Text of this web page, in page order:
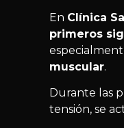
En Clínica
primeros
muscular.
Durante las
tensión, se